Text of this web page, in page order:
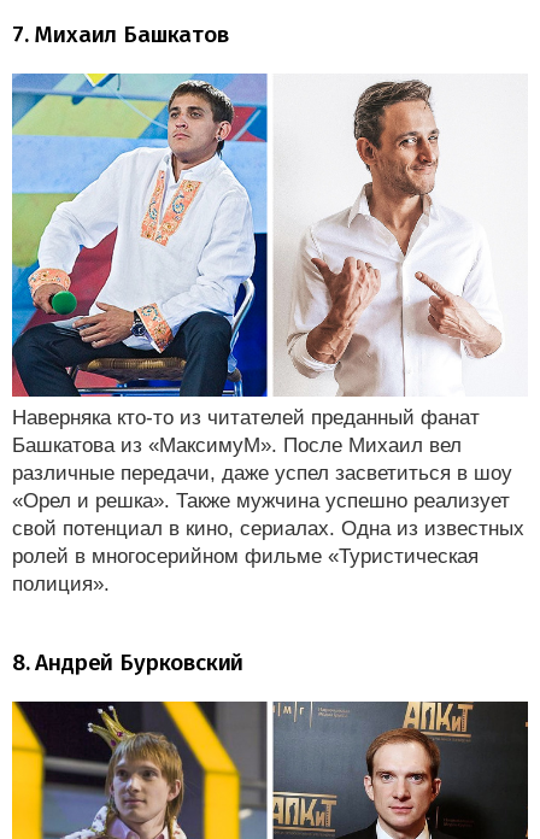
7. Михаил Башкатов
Наверняка кто-то из читателей преданный фанат
Башкатова из «МаксимуМ». После Михаил вел
различные передачи, даже успел засветиться в шоу
«Орел и решка». Также мужчина успешно реализует
свой потенциал в кино, сериалах. Одна из известных
ролей в многосерийном фильме «Туристическая
полиция».
8. Андрей Бурковский